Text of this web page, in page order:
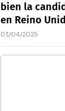
bien la
en Reino
03/04/2025